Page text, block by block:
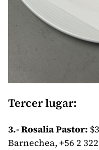
Tercer lugar:
3.- Rosalia Pastor:
Barnechea, +56 2